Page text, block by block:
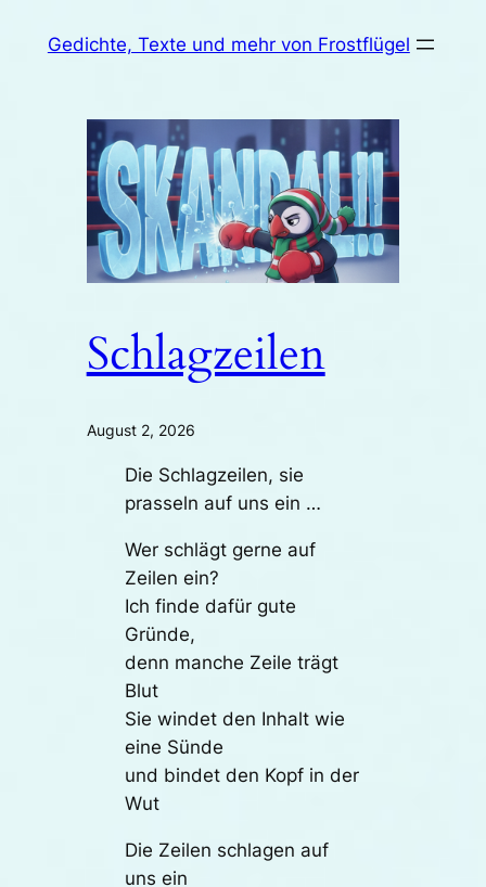
InhaltGedichte, Texte und mehr von Frostflügel
Schlagzeilen
August 2, 2026
Die Schlagzeilen, sie
prasseln auf uns ein …
Wer schlägt gerne auf
Zeilen ein?
Ich finde dafür gute
Gründe,
denn manche Zeile trägt
Blut
Sie windet den Inhalt wie
eine Sünde
und bindet den Kopf in der
Wut
Die Zeilen schlagen auf
uns ein